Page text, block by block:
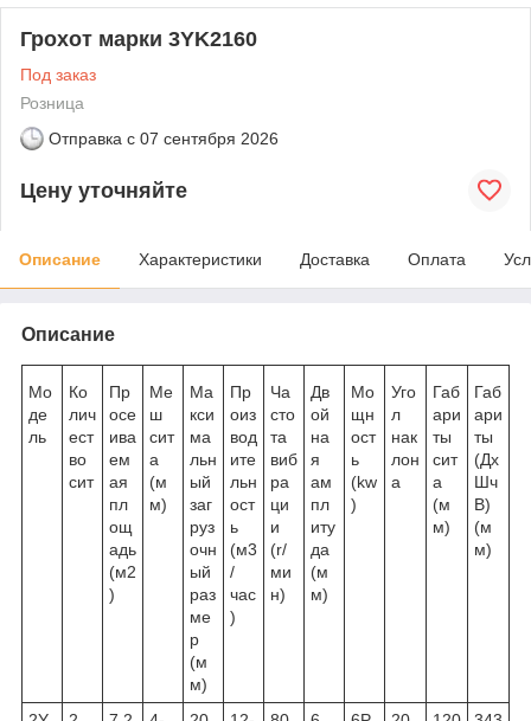
Грохот марки 3YK2160
Под заказ
Розница
Отправка с 07 сентября 2026
Цену уточняйте
Описание Характеристики Доставка Оплата
Описание
Мо
де
ль
Ко
лич
ест
во
сит
Пр
осе
ива
ем
ая
пл
ощ
адь
(м2
)
Ме
ш
сит
а
(м
м)
Ма
кси
ма
льн
ый
заг
руз
очн
ый
раз
ме
р
(м
м)
Пр
оиз
вод
ите
льн
ост
ь
(м3
/
час
)
Ча
сто
та
виб
ра
ци
и
(r/
ми
н)
Дв
ой
на
я
ам
пл
иту
да
(м
м)
Мо
щн
ост
ь
(kw
)
Уго
л
нак
лон
а
Габ
ари
ты
сит
а
(м
м)
Габ
ари
ты
(Дх
Шч
В)
(м
м)